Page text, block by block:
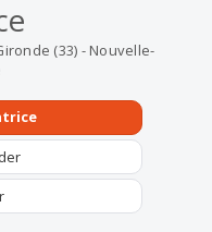
(33) - Nouvelle-